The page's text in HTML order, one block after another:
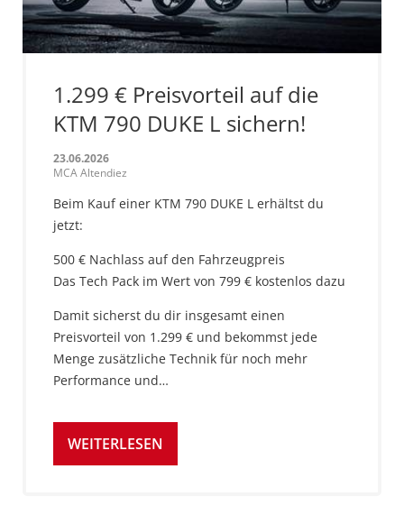
1.299 € Preisvorteil auf die
KTM 790 DUKE L sichern!
23.06.2026
MCA Altendiez
Beim Kauf einer KTM 790 DUKE L erhältst du
jetzt:
500 € Nachlass auf den Fahrzeugpreis
Das Tech Pack im Wert von 799 € kostenlos dazu
Damit sicherst du dir insgesamt einen
Preisvorteil von 1.299 € und bekommst jede
Menge zusätzliche Technik für noch mehr
Performance und…
WEITERLESEN